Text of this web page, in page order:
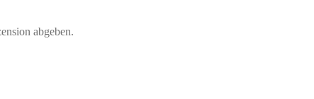
abgeben.